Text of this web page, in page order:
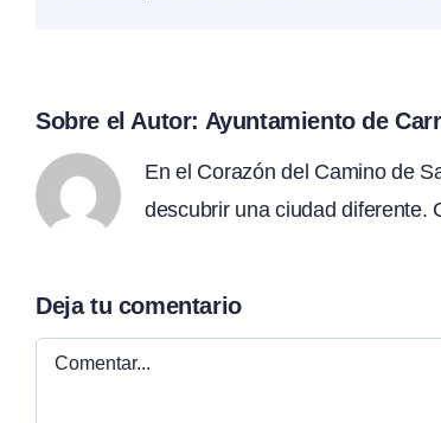
Sobre el Autor: Ayuntamiento de
En el Corazón del Camino de
descubrir una ciudad diferente.
Deja tu comentario
Comentar